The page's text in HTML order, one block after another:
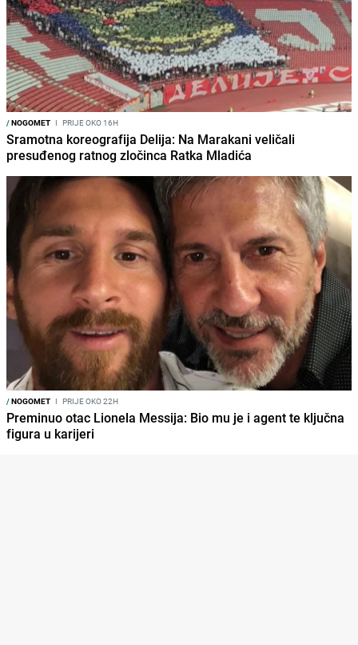
/NOGOMET I PRIJE OKO 16H
Sramotna koreografija Delija: Na Marakani veličali
presuđenog ratnog zločinca Ratka Mladića
/NOGOMET I PRIJE OKO 22H
Preminuo otac Lionela Messija: Bio mu je i agent te ključna
figura u karijeri